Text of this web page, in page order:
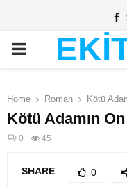
PRIMARY
Home Roman Kötü
Kötü Adamın
0 45
SHARE 0